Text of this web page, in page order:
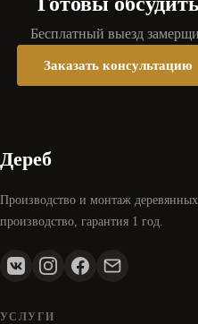
Бесплатный выезд
Заказать консультацию
Дереб
Производство и монтаж
производство, гарантия 1 год.
УСЛУГИ